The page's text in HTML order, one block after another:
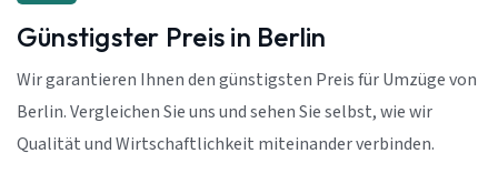
Günstigster Preis in Berlin
Wir garantieren Ihnen den günstigsten Preis für Umzüge von
Berlin. Vergleichen Sie uns und sehen Sie selbst, wie wir
Qualität und Wirtschaftlichkeit miteinander verbinden.